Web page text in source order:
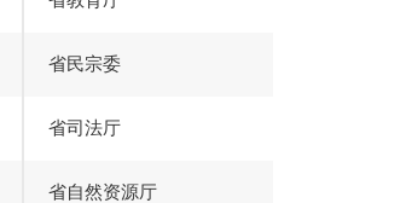
省民宗委
省司法厅
省自然资源厅